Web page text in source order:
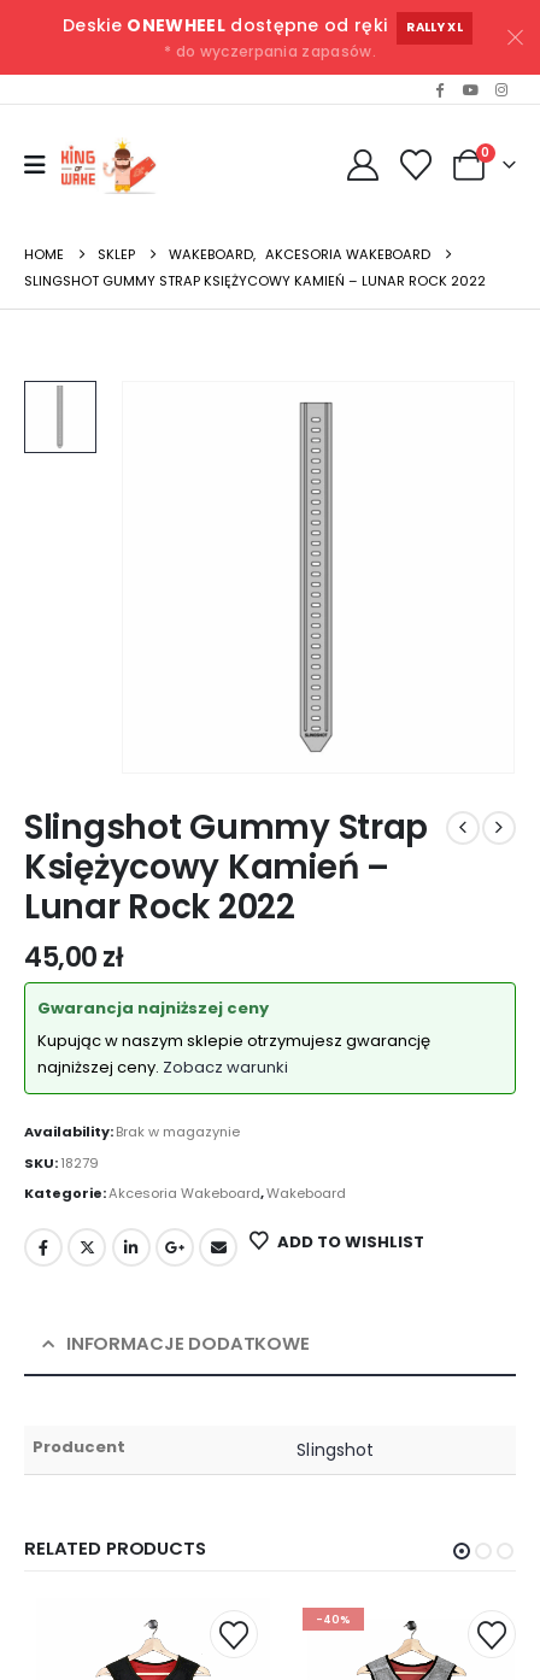
Deskie ONEWHEELdostępne od ręki RALLY XL
* do wyczerpania zapasów.
0
HOME SKLEP WAKEBOARD, AKCESORIA WAKEBOARD
SLINGSHOT GUMMY STRAP KSIĘŻYCOWY KAMIEŃ – LUNAR ROCK 2022
Slingshot Gummy Strap
Księżycowy Kamień –
Lunar Rock 2022
45,00zł
Gwarancja najniższej ceny
Kupując w naszym sklepie otrzymujesz gwarancję
najniższej ceny. Zobacz warunki
Availability:Brak w magazynie
SKU:18279
Kategorie:Akcesoria Wakeboard,Wakeboard
ADD TO WISHLIST
INFORMACJE DODATKOWE
Producent Slingshot
RELATED PRODUCTS
-40%